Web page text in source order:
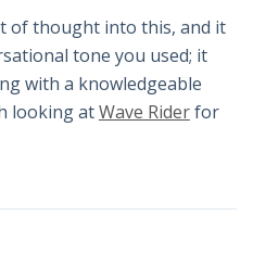
of thought into this, and it
tone you used; it
with a knowledgeable
looking atWave Riderfor